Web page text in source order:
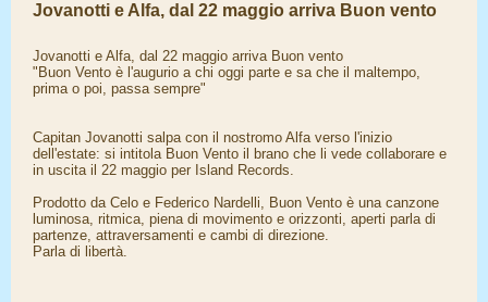
Jovanotti e Alfa, dal 22 maggio arriva Buon vento
Jovanotti e Alfa, dal 22 maggio arriva Buon vento
"Buon Vento è l'augurio a chi oggi parte e sa che il maltempo,
prima o poi, passa sempre"
Capitan Jovanotti salpa con il nostromo Alfa verso l'inizio
dell'estate: si intitola Buon Vento il brano che li vede collaborare e
in uscita il 22 maggio per Island Records.
Prodotto da Celo e Federico Nardelli, Buon Vento è una canzone
luminosa, ritmica, piena di movimento e orizzonti, aperti parla di
partenze, attraversamenti e cambi di direzione.
Parla di libertà.